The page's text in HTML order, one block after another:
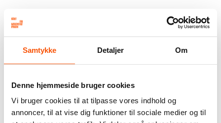
Samtykke Detaljer Om
Denne hjemmeside bruger cookies
Vi bruger cookies til at tilpasse vores indhold og
annoncer, til at vise dig funktioner til sociale medier og til